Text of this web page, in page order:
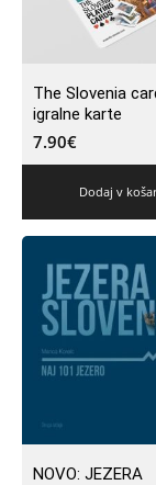
The Slovenia
igralne karte
7.90€
Dodaj v
NOVO: JEZERA